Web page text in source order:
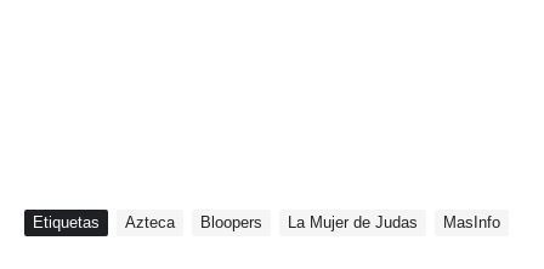
Etiquetas Azteca Bloopers La Mujer de Judas MasInfo